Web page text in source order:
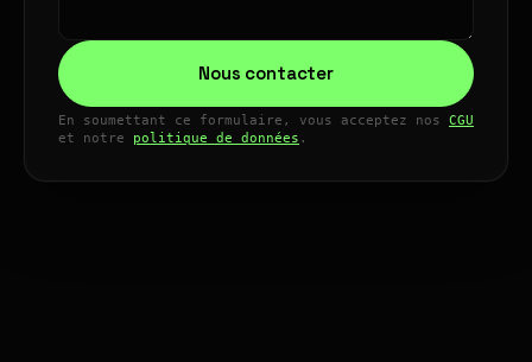
Nous contacter
En soumettant ce formulaire, vous acceptez nos CGU
et notre politique de données .